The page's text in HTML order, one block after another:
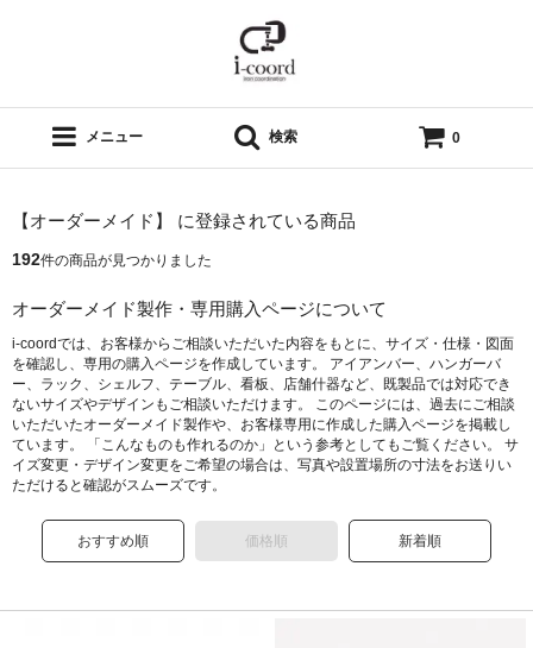
メニュー 検索 0
【オーダーメイド】 に登録されている商品
192件の商品が見つかりました
オーダーメイド製作・専用購入ページについて
i-coordでは、お客様からご相談いただいた内容をもとに、サイズ・仕様・図面
を確認し、専用の購入ページを作成しています。 アイアンバー、ハンガーバ
ー、ラック、シェルフ、テーブル、看板、店舗什器など、既製品では対応でき
ないサイズやデザインもご相談いただけます。 このページには、過去にご相談
いただいたオーダーメイド製作や、お客様専用に作成した購入ページを掲載し
ています。 「こんなものも作れるのか」という参考としてもご覧ください。 サ
イズ変更・デザイン変更をご希望の場合は、写真や設置場所の寸法をお送りい
ただけると確認がスムーズです。
おすすめ順 価格順 新着順